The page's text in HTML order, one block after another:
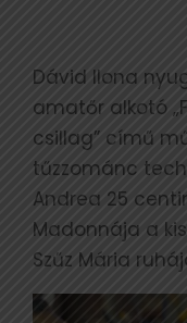
Dávid Ilona
amatőr alkotó
csillag” című
tűzzománc
Andrea 25
Madonnája a
Szűz Mária